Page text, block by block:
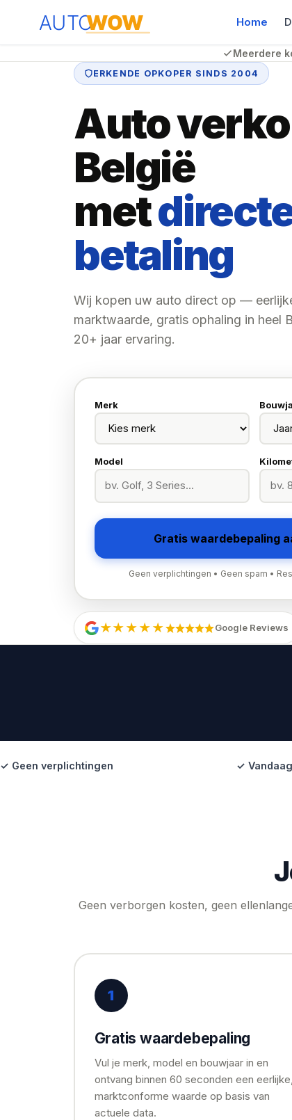
Home
Meerdere
ERKENDE OPKOPER SINDS 2004
Auto
België
met
betaling
Wij kopen uw auto direct op —
marktwaarde, gratis ophaling in heel
20+ jaar ervaring.
Merk
Model
Gratis waardebepaling
Geen verplichtingen • Geen spam •
★★★★★ Google Reviews
✓ Geen verplichtingen ✓
Geen verborgen kosten, geen
1
Gratis waardebepaling
Vul je merk, model en bouwjaar in en
ontvang binnen 60 seconden een eerlijke,
marktconforme waarde op basis van
actuele data.